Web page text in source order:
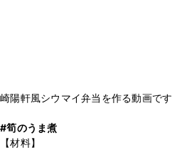
崎陽軒風シウマイ弁当を作る動画です
#筍のうま煮
【材料】